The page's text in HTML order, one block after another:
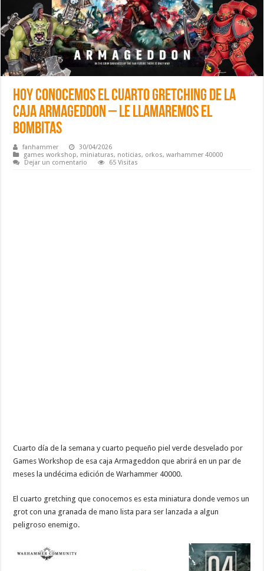
Hoy conocemos el cuarto gretching de la
caja Armageddon – Le llamaremos el
bombitas
fanhammer
30/04/2026
games workshop, miniaturas, noticias, orkos,warhammer 40000
Dejar un comentario
65 Visitas
Cuarto día de la semana y cuarto pequeño piel verde desvelado por
Games Workshop de esa caja Armageddon que abrirá en un par de
meses la undécima edición de Warhammer 40000.
El cuarto gretching que conocemos es esta miniatura donde vemos un
grot con una granada de mano lista para ser lanzada a algun
peligroso enemigo.